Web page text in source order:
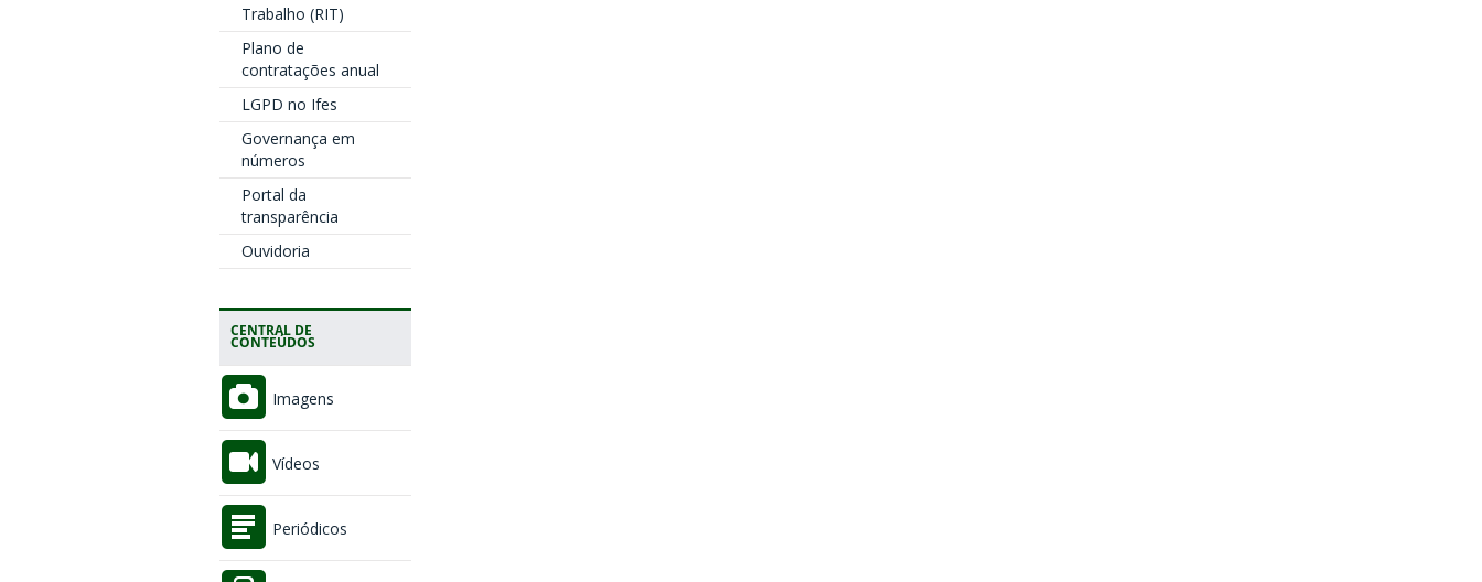
Trabalho (RIT)
Plano de
contratações anual
LGPD no Ifes
Governança em
números
Portal da
transparência
Ouvidoria
CENTRAL DE
CONTEÚDOS
Imagens
Vídeos
Periódicos